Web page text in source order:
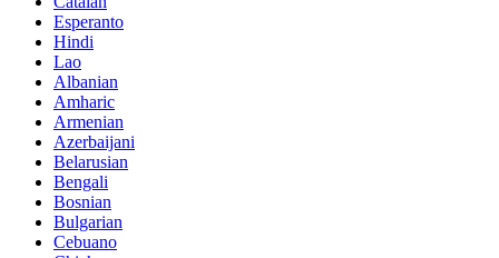
Esperanto
Hindi
Lao
Albanian
Amharic
Armenian
Azerbaijani
Belarusian
Bengali
Bosnian
Bulgarian
Cebuano